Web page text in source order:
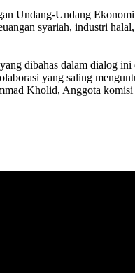
Undang-Undang
syariah, industri
dibahas dalam dialog
yang saling
Kholid, Anggota